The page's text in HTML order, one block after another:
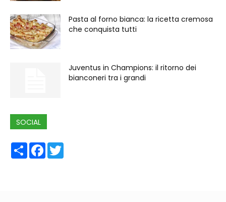
Pasta al forno bianca: la ricetta cremosa
che conquista tutti
Juventus in Champions: il ritorno dei
bianconeri tra i grandi
SOCIAL
ShareFacebook